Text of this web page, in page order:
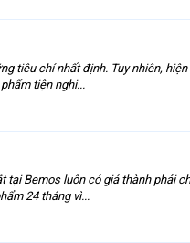
tiêu chí nhất định. Tuy nhiên,
tiện nghi...
Bemos luôn có giá thành phải
24 tháng vì...